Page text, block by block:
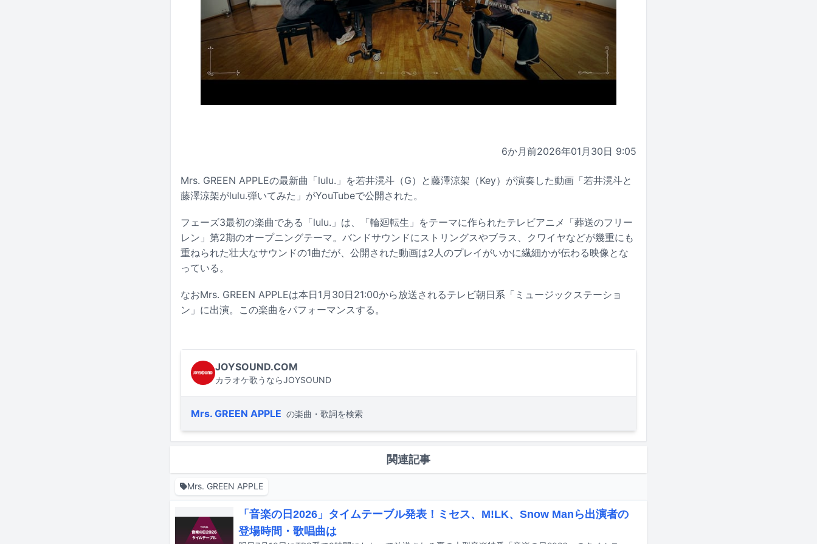
6か月前2026年01月30日 9:05
Mrs. GREEN APPLEの最新曲「lulu.」を若井滉斗（G）と藤澤涼架（Key）が演奏した動画「若井滉斗と
藤澤涼架がlulu.弾いてみた」がYouTubeで公開された。
フェーズ3最初の楽曲である「lulu.」は、「輪廻転生」をテーマに作られたテレビアニメ「葬送のフリー
レン」第2期のオープニングテーマ。バンドサウンドにストリングスやブラス、クワイヤなどが幾重にも
重ねられた壮大なサウンドの1曲だが、公開された動画は2人のプレイがいかに繊細かが伝わる映像とな
っている。
なおMrs. GREEN APPLEは本日1月30日21:00から放送されるテレビ朝日系「ミュージックステーショ
ン」に出演。この楽曲をパフォーマンスする。
JOYSOUND.COM
カラオケ歌うならJOYSOUND
Mrs. GREEN APPLE の楽曲・歌詞を検索
関連記事
Mrs. GREEN APPLE
「音楽の日2026」タイムテーブル発表！ミセス、M!LK、Snow Manら出演者の
登場時間・歌唱曲は